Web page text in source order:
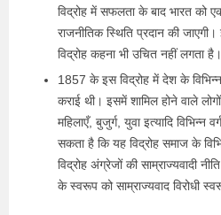
विद्रोह में सफलता के बाद भारत को
राजनीतिक स्थिति प्रदान की
विद्रोह कहना भी उचित नहीं लगता है।
1857 के इस विद्रोह में देश के विभिन्न
कराई थी। इसमें शामिल होने वाले
महिलाएँ, बुजुर्ग, युवा इत्यादि
सकता है कि यह विद्रोह समाज के
विद्रोह अंग्रेजों की साम्राज्यवादी
के स्वरूप को साम्राज्यवाद विरोधी